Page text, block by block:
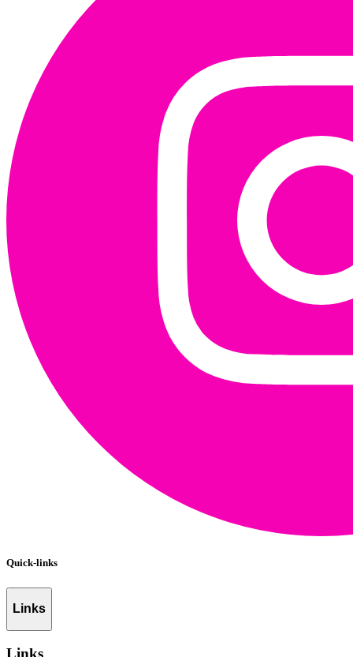
Quick-links
Links